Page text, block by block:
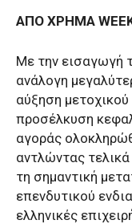
ΑΠΟ ΧΡΗΜΑ
Με την εισαγωγή
ανάλογη
αύξηση
προσέλκυση
αγοράς
αντλώντας
τη σημαντική
επενδυτικού
ελληνικές